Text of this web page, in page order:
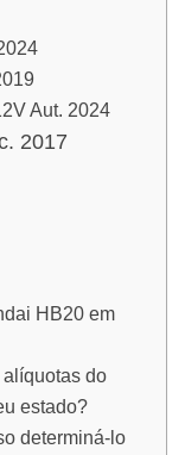
Aut. 2024
2017
HB20 em
do
estado?
determiná-lo